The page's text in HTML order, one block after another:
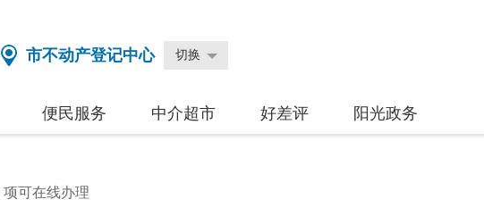
市不动产登记中心 切换
便民服务 中介超市 好差评 阳光政务
项可在线办理